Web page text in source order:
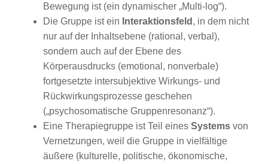
Bewegung ist (ein dynamischer „Multi-log“).
Die Gruppe ist ein Interaktionsfeld , in dem nicht
nur auf der Inhaltsebene (rational, verbal),
sondern auch auf der Ebene des
Körperausdrucks (emotional, nonverbale)
fortgesetzte intersubjektive Wirkungs- und
Rückwirkungsprozesse geschehen
(„psychosomatische Gruppenresonanz“).
Eine Therapiegruppe ist Teil eines Systems von
Vernetzungen, weil die Gruppe in vielfältige
äußere (kulturelle, politische, ökonomische,